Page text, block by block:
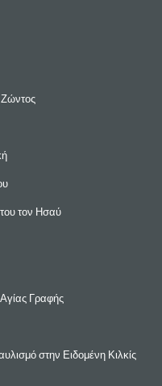
Ζώντος
τον Ησαύ
Γραφής
στην Ειδομένη Κιλκίς